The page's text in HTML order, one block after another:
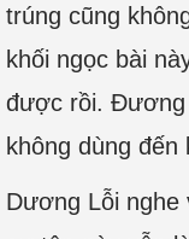
trúng cũng
khối ngọc bài
được rồi. Đương
không dùng đến
Dương Lỗi nghe